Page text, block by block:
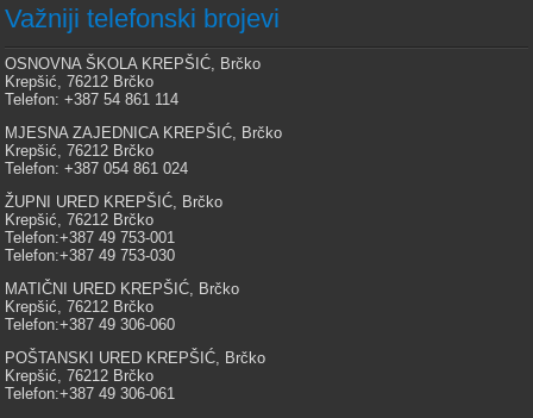
Važniji telefonski brojevi
OSNOVNA ŠKOLA KREPŠIĆ, Brčko
Krepšić, 76212 Brčko
Telefon: +387 54 861 114
MJESNA ZAJEDNICA KREPŠIĆ, Brčko
Krepšić, 76212 Brčko
Telefon: +387 054 861 024
ŽUPNI URED KREPŠIĆ, Brčko
Krepšić, 76212 Brčko
Telefon:+387 49 753-001
Telefon:+387 49 753-030
MATIČNI URED KREPŠIĆ, Brčko
Krepšić, 76212 Brčko
Telefon:+387 49 306-060
POŠTANSKI URED KREPŠIĆ, Brčko
Krepšić, 76212 Brčko
Telefon:+387 49 306-061